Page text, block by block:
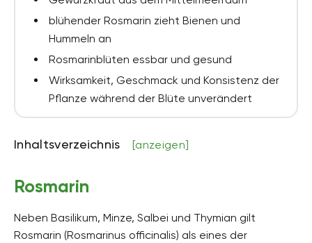
blühender Rosmarin zieht Bienen und
Hummeln an
Rosmarinblüten essbar und gesund
Wirksamkeit, Geschmack und Konsistenz der
Pflanze während der Blüte unverändert
Inhaltsverzeichnis [anzeigen]
Rosmarin
Neben Basilikum, Minze, Salbei und Thymian gilt
Rosmarin (Rosmarinus officinalis) als eines der